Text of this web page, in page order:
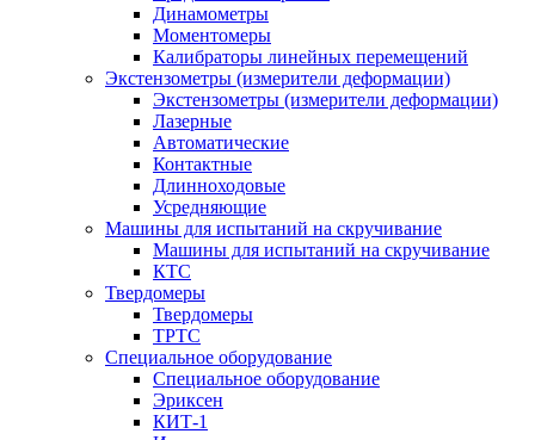
Динамометры
Моментомеры
Калибраторы линейных перемещений
Экстензометры (измерители деформации)
Экстензометры (измерители деформации)
Лазерные
Автоматические
Контактные
Длинноходовые
Усредняющие
Машины для испытаний на скручивание
Машины для испытаний на скручивание
КТС
Твердомеры
Твердомеры
ТРТС
Специальное оборудование
Специальное оборудование
Эриксен
КИТ-1